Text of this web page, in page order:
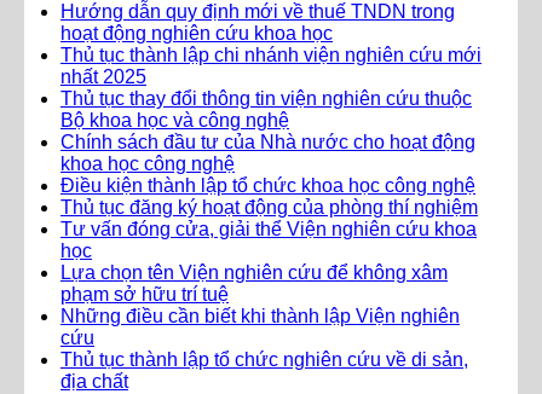
Hướng dẫn quy định mới về thuế TNDN trong
hoạt động nghiên cứu khoa học
Thủ tục thành lập chi nhánh viện nghiên cứu mới
nhất 2025
Thủ tục thay đổi thông tin viện nghiên cứu thuộc
Bộ khoa học và công nghệ
Chính sách đầu tư của Nhà nước cho hoạt động
khoa học công nghệ
Điều kiện thành lập tổ chức khoa học công nghệ
Thủ tục đăng ký hoạt động của phòng thí nghiệm
Tư vấn đóng cửa, giải thể Viện nghiên cứu khoa
học
Lựa chọn tên Viện nghiên cứu để không xâm
phạm sở hữu trí tuệ
Những điều cần biết khi thành lập Viện nghiên
cứu
Thủ tục thành lập tổ chức nghiên cứu về di sản,
địa chất